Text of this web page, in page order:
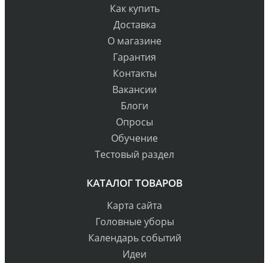
Как купить
Доставка
О магазине
Гарантия
Контакты
Вакансии
Блоги
Опросы
Обучение
Тестовый раздел
КАТАЛОГ ТОВАРОВ
Карта сайта
Головные уборы
Календарь событий
Идеи